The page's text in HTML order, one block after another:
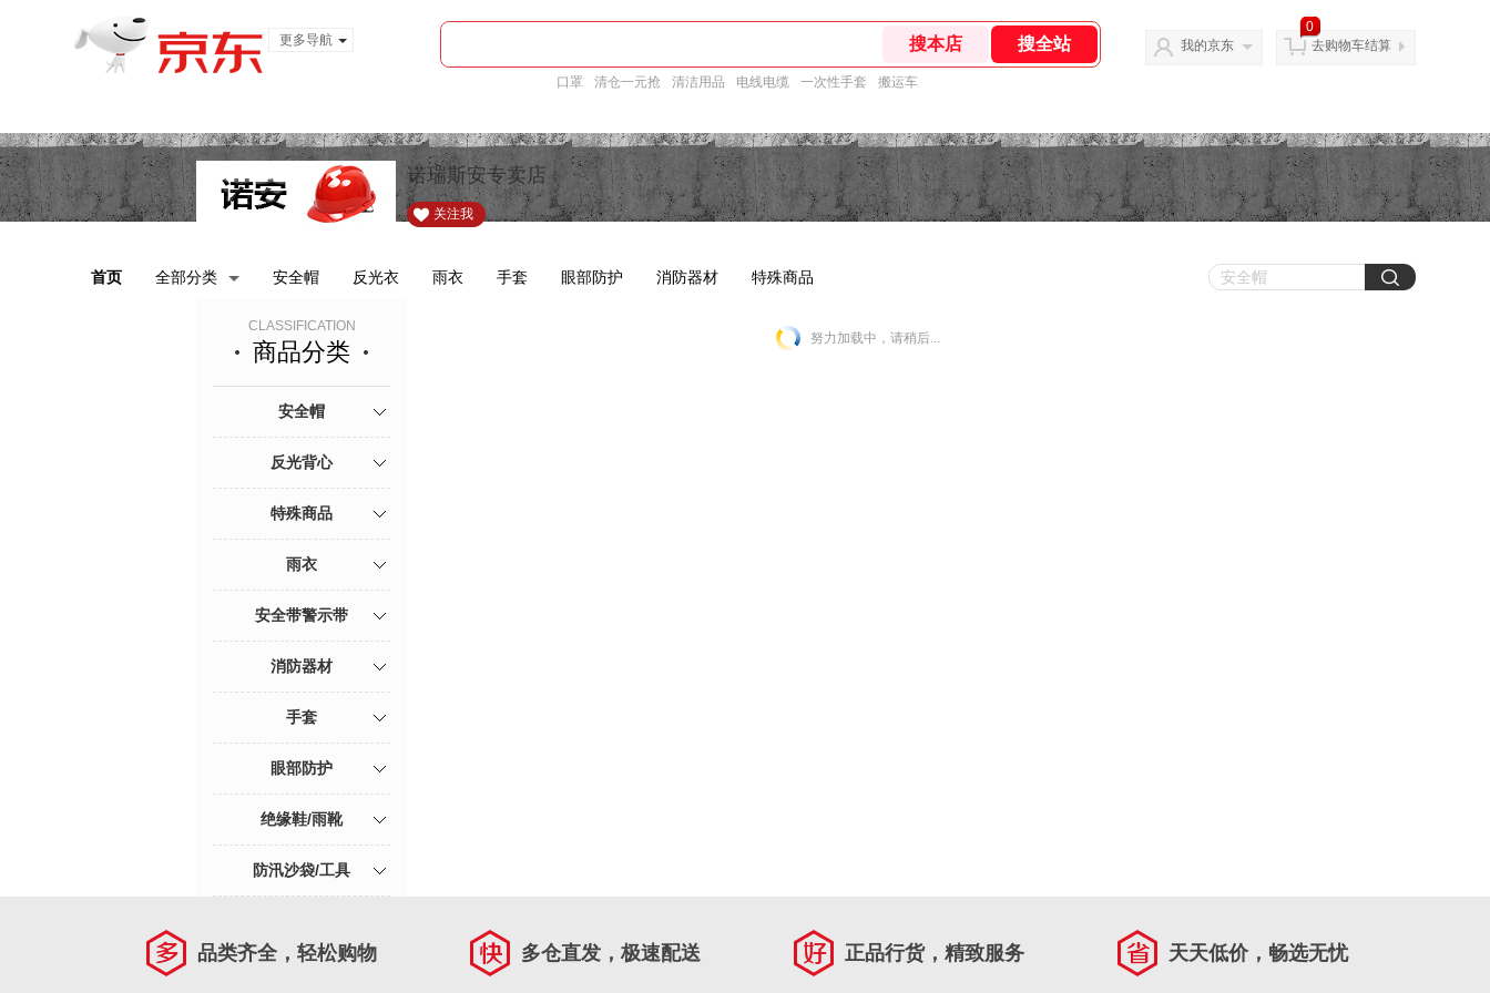
更多导航
口罩 清仓一元抢 清洁用品 电线电缆 一次性手套 搬运车
我的京东
0
去购物车结算
诺瑞斯安专卖店
关注我
首页 全部分类 安全帽 反光衣 雨衣 手套 眼部防护 消防器材 特殊商品
CLASSIFICATION
商品分类
安全帽
反光背心
特殊商品
雨衣
安全带警示带
消防器材
手套
眼部防护
绝缘鞋/雨靴
防汛沙袋/工具
努力加载中，请稍后...
品类齐全，轻松购物 多仓直发，极速配送 正品行货，精致服务 天天低价，畅选无忧